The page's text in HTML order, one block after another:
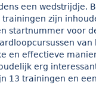
een wedstrijdje.
zijn
startnummer voor
en effectieve
erg
13 trainingen en een